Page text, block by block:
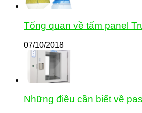
Tổng quan về tấm panel
07/10/2018
Những điều cần biết về